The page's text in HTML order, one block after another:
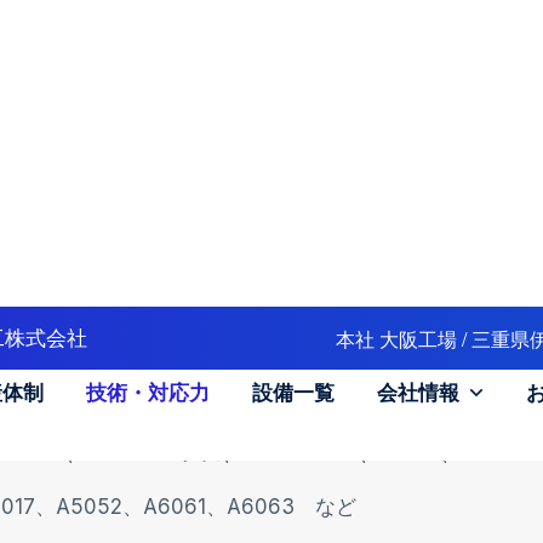
SUS304、SUS304L、SUS316、SUS316L、
、A5052、A6061、A6063 など